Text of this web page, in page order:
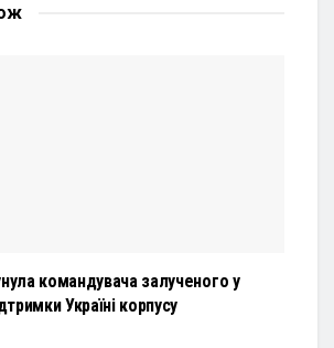
командувача залученого у
Україні корпусу